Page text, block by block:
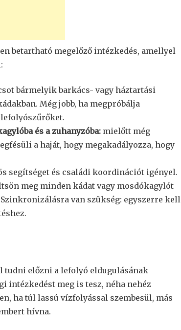
betartható megelőző intézkedés, amellyel
bármelyik barkács- vagy háztartási
Még jobb, ha megpróbálja
és a zuhanyzóba: mielőtt még
a haját, hogy megakadályozza, hogy
segítséget és családi koordinációt igényel.
meg minden kádat vagy mosdókagylót
van szükség: egyszerre kell
tudni előzni a lefolyó eldugulásának
intézkedést meg is tesz, néha nehéz
ha túl lassú vízfolyással szembesül, más
hívna.